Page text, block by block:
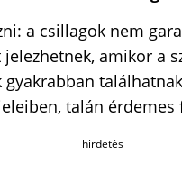
a csillagok nem
amikor a
talán érdemes
hirdetés